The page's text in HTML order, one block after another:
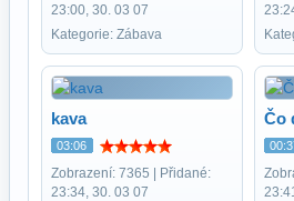
23:00, 30. 03 07
Kategorie: Zábava
kava
03:06
Zobrazení: 7365 | Přidané:
23:34, 30. 03 07
Čo